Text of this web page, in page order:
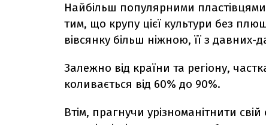
Найбільш популярними пластівцями,
тим, що крупу цієї культури без
вівсянку більш ніжною, її з
Залежно від країни та регіону,
коливається від 60% до 90%.
Втім, прагнучи урізноманітнити